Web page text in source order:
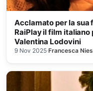
Acclamato per la
RaiPlay il film
Valentina Lodovini
9 Nov 2025·Francesca